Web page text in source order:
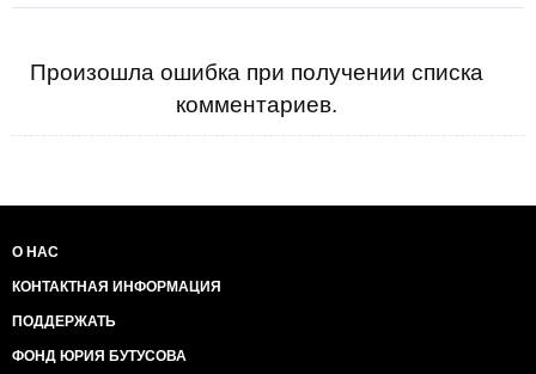
Произошла ошибка при получении списка
комментариев.
О НАС
КОНТАКТНАЯ ИНФОРМАЦИЯ
ПОДДЕРЖАТЬ
ФОНД ЮРИЯ БУТУСОВА